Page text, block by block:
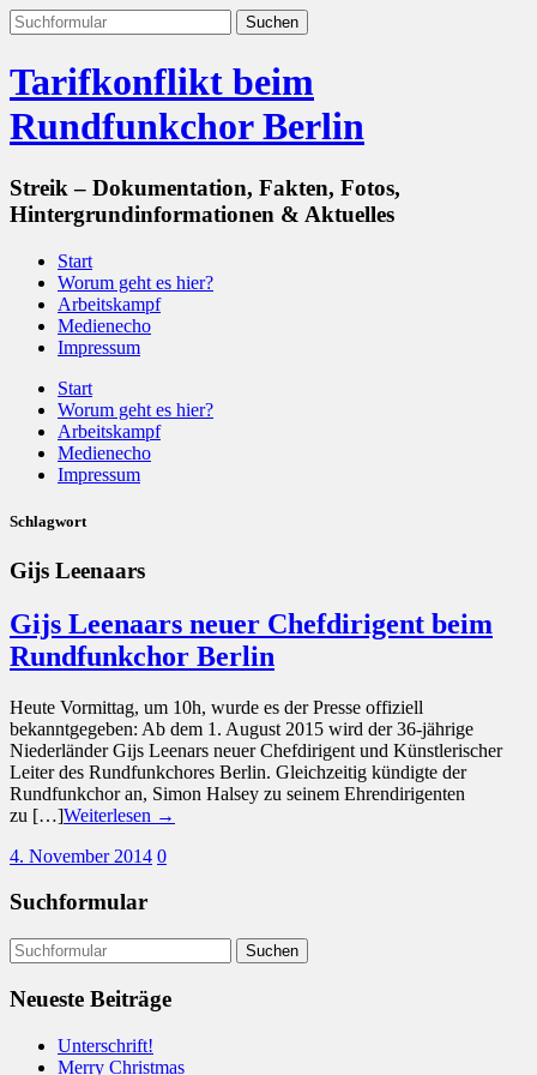
Tarifkonflikt beim
Rundfunkchor Berlin
Streik – Dokumentation, Fakten, Fotos,
Hintergrundinformationen & Aktuelles
Start
Worum geht es hier?
Arbeitskampf
Medienecho
Impressum
Start
Worum geht es hier?
Arbeitskampf
Medienecho
Impressum
Schlagwort
Gijs Leenaars
Gijs Leenaars neuer Chefdirigent beim
Rundfunkchor Berlin
Heute Vormittag, um 10h, wurde es der Presse offiziell
bekanntgegeben: Ab dem 1. August 2015 wird der 36-jährige
Niederländer Gijs Leenars neuer Chefdirigent und Künstlerischer
Leiter des Rundfunkchores Berlin. Gleichzeitig kündigte der
Rundfunkchor an, Simon Halsey zu seinem Ehrendirigenten
zu […]Weiterlesen →
4. November 2014 0
Suchformular
Neueste Beiträge
Unterschrift!
Merry Christmas